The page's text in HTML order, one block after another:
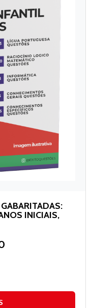
INICIAIS,